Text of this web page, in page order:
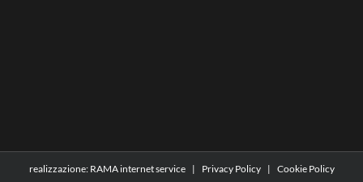
realizzazione: RAMA internet service| Privacy Policy| Cookie Policy